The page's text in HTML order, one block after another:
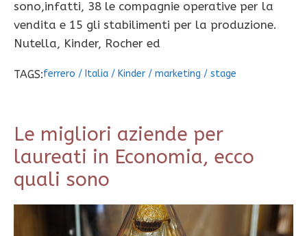
sono,infatti, 38 le compagnie operative per la
vendita e 15 gli stabilimenti per la produzione.
Nutella, Kinder, Rocher ed
TAGS:ferrero / Italia / Kinder / marketing / stage
Le migliori aziende per
laureati in Economia, ecco
quali sono